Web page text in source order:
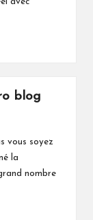
avec
blog
vous soyez
la
nombre